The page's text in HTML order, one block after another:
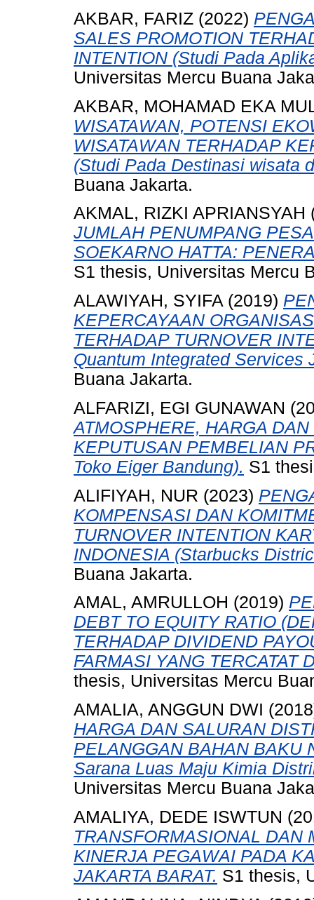
AKBAR, FARIZ (2022)
SALES PROMOTION
INTENTION (Studi Pada
Universitas Mercu Buana
AKBAR, MOHAMAD EKA
WISATAWAN, POTENSI
WISATAWAN TERHADAP
(Studi Pada Destinasi wisata
Buana Jakarta.
AKMAL, RIZKI APRIANSYAH
JUMLAH PENUMPANG
SOEKARNO HATTA:
S1 thesis, Universitas Mercu
ALAWIYAH, SYIFA (2019)
KEPERCAYAAN
TERHADAP TURNOVER
Quantum Integrated Services
Buana Jakarta.
ALFARIZI, EGI GUNAWAN
ATMOSPHERE, HARGA
KEPUTUSAN PEMBELIAN
Toko Eiger Bandung). S1
ALIFIYAH, NUR (2023)
KOMPENSASI DAN
TURNOVER INTENTION
INDONESIA (Starbucks
Buana Jakarta.
AMAL, AMRULLOH (2019)
DEBT TO EQUITY RATIO
TERHADAP DIVIDEND
FARMASI YANG TERCATAT
thesis, Universitas Mercu
AMALIA, ANGGUN DWI
HARGA DAN SALURAN
PELANGGAN BAHAN BAKU
Sarana Luas Maju Kimia
Universitas Mercu Buana
AMALIYA, DEDE ISWTUN
TRANSFORMASIONAL DAN
KINERJA PEGAWAI PADA
JAKARTA BARAT. S1 thesis,